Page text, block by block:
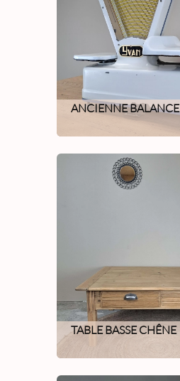
ANCIENNE BALANCE
TABLE BASSE CHÊNE